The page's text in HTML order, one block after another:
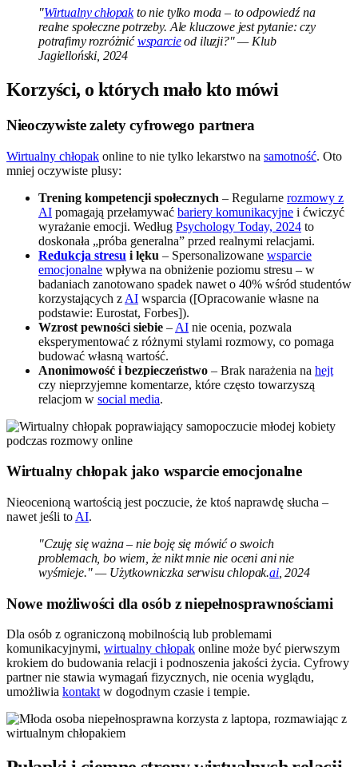
"Wirtualny chłopakto nie tylko moda – to odpowiedź na
realne społeczne potrzeby. Ale kluczowe jest pytanie: czy
potrafimy rozróżnićwsparcieod iluzji?" — Klub
Jagielloński, 2024
Korzyści, o których mało kto mówi
Nieoczywiste zalety cyfrowego partnera
Wirtualny chłopak online to nie tylko lekarstwo na samotność. Oto
mniej oczywiste plusy:
Trening kompetencji społecznych – Regularne rozmowy z
AI pomagają przełamywać bariery komunikacyjne i ćwiczyć
wyrażanie emocji. Według Psychology Today, 2024 to
doskonała „próba generalna” przed realnymi relacjami.
Redukcja stresu i lęku – Spersonalizowane wsparcie
emocjonalne wpływa na obniżenie poziomu stresu – w
badaniach zanotowano spadek nawet o 40% wśród studentów
korzystających z AI wsparcia ([Opracowanie własne na
podstawie: Eurostat, Forbes]).
Wzrost pewności siebie – AI nie ocenia, pozwala
eksperymentować z różnymi stylami rozmowy, co pomaga
budować własną wartość.
Anonimowość i bezpieczeństwo – Brak narażenia na hejt
czy nieprzyjemne komentarze, które często towarzyszą
relacjom w social media.
Wirtualny chłopak jako wsparcie emocjonalne
Nieocenioną wartością jest poczucie, że ktoś naprawdę słucha –
nawet jeśli to AI.
"Czuję się ważna – nie boję się mówić o swoich
problemach, bo wiem, że nikt mnie nie oceni ani nie
wyśmieje." — Użytkowniczka serwisu chlopak.ai, 2024
Nowe możliwości dla osób z niepełnosprawnościami
Dla osób z ograniczoną mobilnością lub problemami
komunikacyjnymi, wirtualny chłopak online może być pierwszym
krokiem do budowania relacji i podnoszenia jakości życia. Cyfrowy
partner nie stawia wymagań fizycznych, nie ocenia wyglądu,
umożliwia kontaktw dogodnym czasie i tempie.